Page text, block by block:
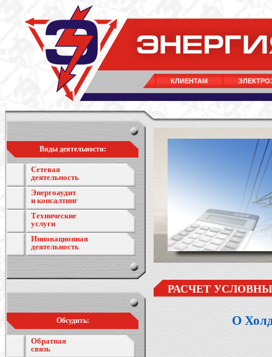
КЛИЕНТАМ
Виды деятельности:
Сетевая
деятельность
Энергоаудит
и консалтинг
Технические
услуги
Инновационная
деятельность
Обсудить:
Обратная
связь
РАСЧЕТ
О